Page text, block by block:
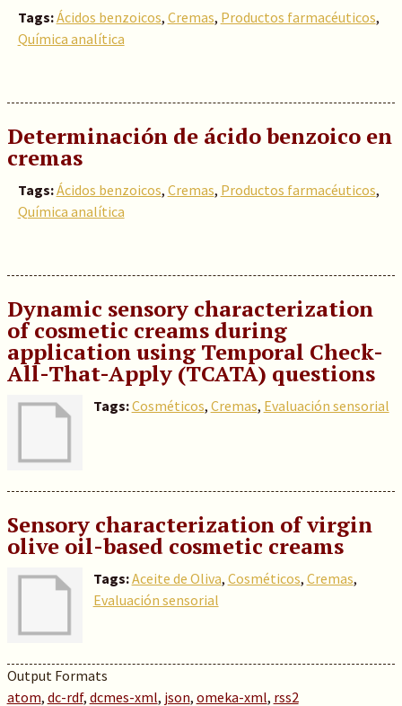
Tags:Ácidos benzoicos, Cremas, Productos farmacéuticos,
Química analítica
Determinación de ácido benzoico en
cremas
Tags:Ácidos benzoicos, Cremas, Productos farmacéuticos,
Química analítica
Dynamic sensory characterization
of cosmetic creams during
application using Temporal Check-
All-That-Apply (TCATA) questions
Tags:Cosméticos, Cremas, Evaluación sensorial
Sensory characterization of virgin
olive oil-based cosmetic creams
Tags:Aceite de Oliva, Cosméticos, Cremas,
Evaluación sensorial
Output Formats
atom, dc-rdf, dcmes-xml, json, omeka-xml, rss2